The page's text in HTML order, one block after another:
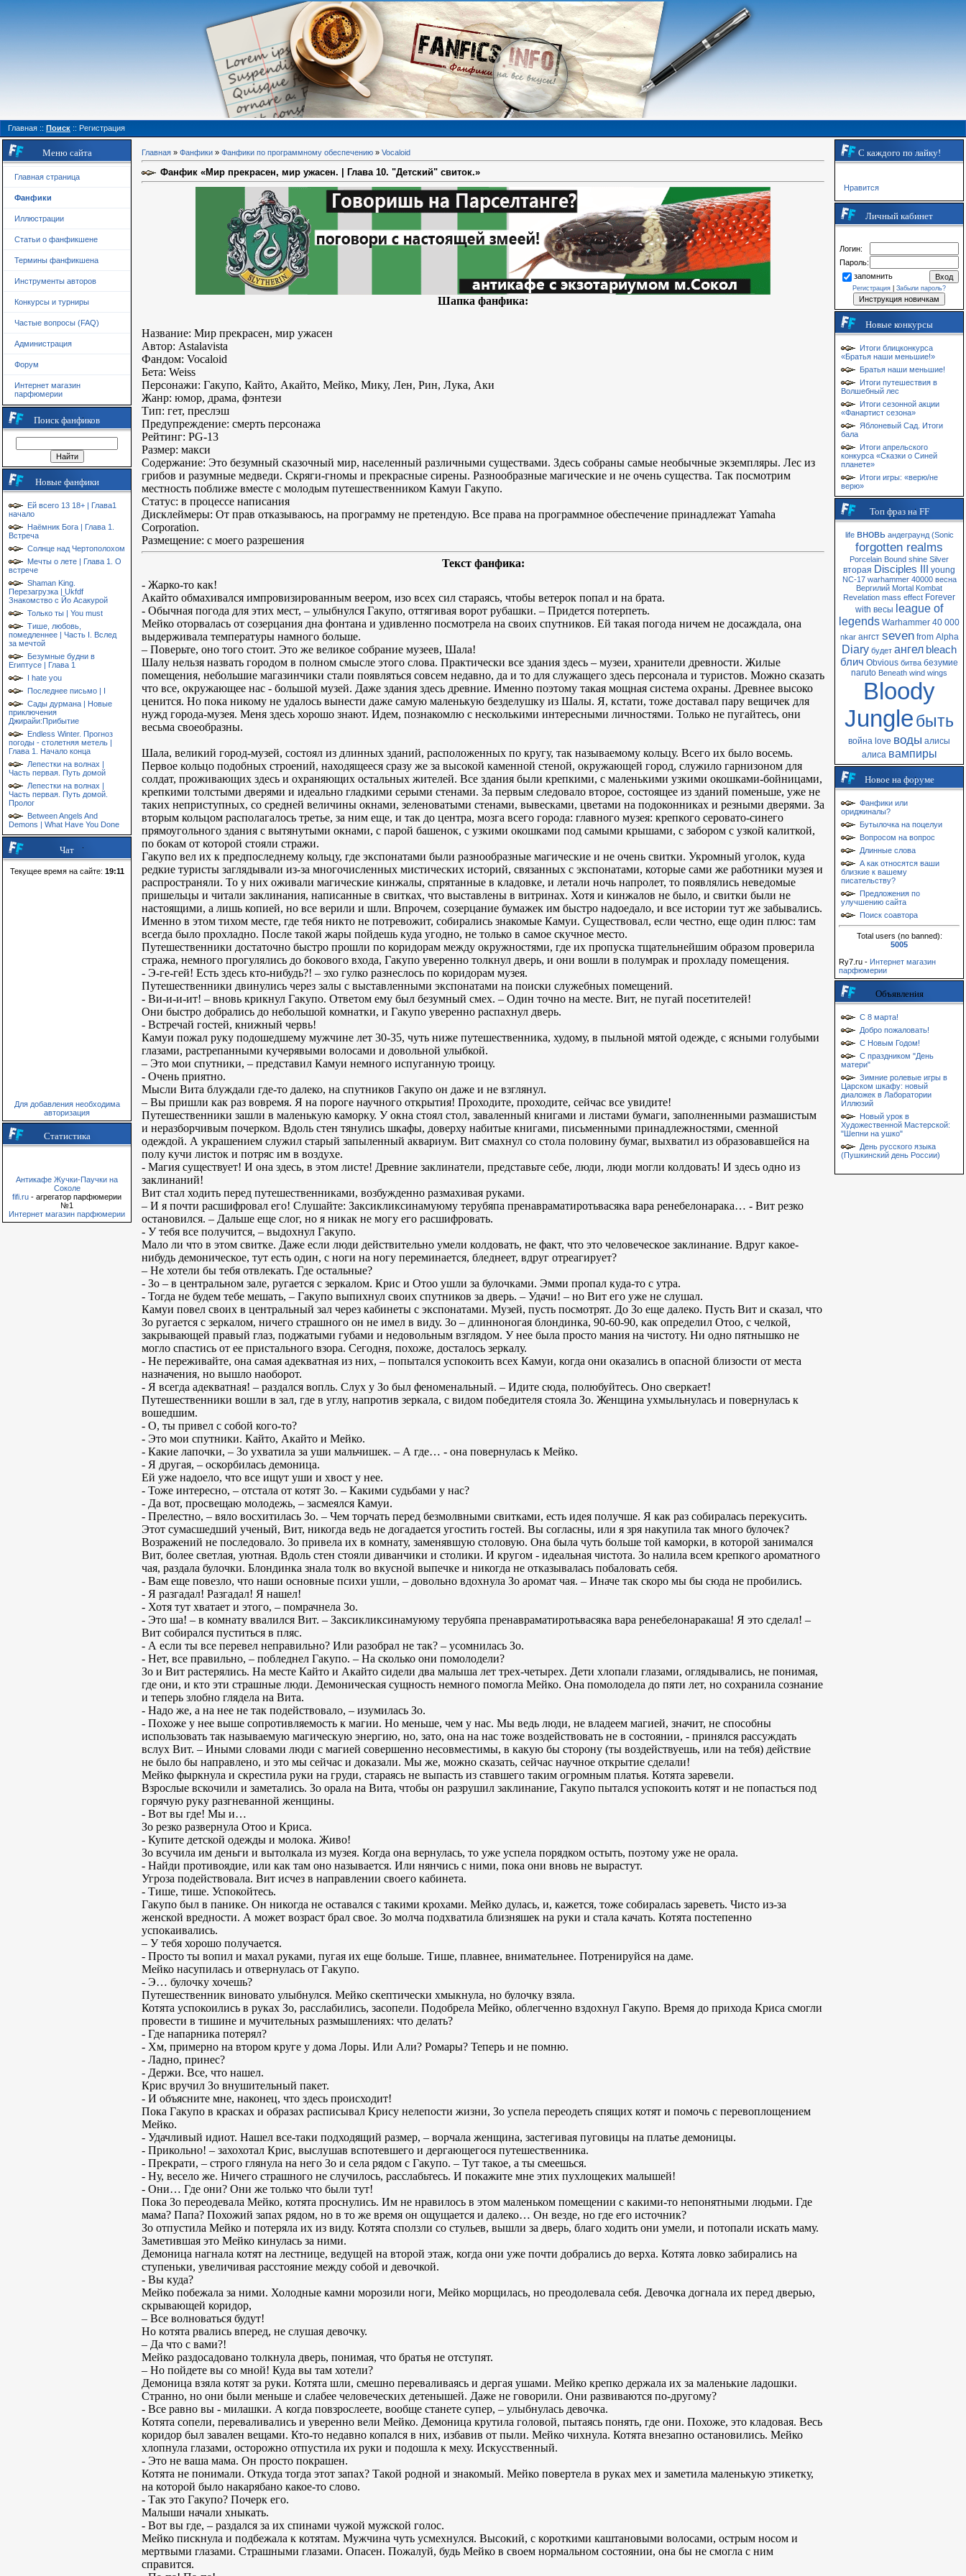
Главная :: Поиск :: Регистрация
Меню сайта
Главная страница
Фанфики
Иллюстрации
Статьи о фанфикшене
Термины фанфикшена
Инструменты авторов
Конкурсы и турниры
Частые вопросы (FAQ)
Администрация
Форум
Интернет магазин
парфюмерии
Поиск фанфиков
Новые фанфики
Ей всего 13 18+ | Глава1
начало
Наёмник Бога | Глава 1.
Встреча
Солнце над Чертополохом
Мечты о лете | Глава 1. О
встрече
Shaman King.
Перезагрузка | Ukfdf
Знакомство с Йо Асакурой
Только ты | You must
Тише, любовь,
помедленнее | Часть I. Вслед
за мечтой
Безумные будни в
Египтусе | Глава 1
I hate you
Последнее письмо | I
Сады дурмана | Новые
приключения
Джирайи:Прибытие
Endless Winter. Прогноз
погоды - столетняя метель |
Глава 1. Начало конца
Лепестки на волнах |
Часть первая. Путь домой
Лепестки на волнах |
Часть первая. Путь домой.
Пролог
Between Angels And
Demons | What Have You Done
Чат
Текущее время на сайте: 19:11
Для добавления необходима
авторизация
Статистика
Антикафе Жучки-Паучки на
Соколе
fifi.ru - агрегатор парфюмерии
№1
Интернет магазин парфюмерии
Главная » Фанфики » Фанфики по программному обеспечению » Vocaloid
Фанфик «Мир прекрасен, мир ужасен. | Глава 10. "Детский" свиток.»
Шапка фанфика:
Название: Мир прекрасен, мир ужасен
Автор: Astalavista
Фандом: Vocaloid
Бета: Weiss
Персонажи: Гакупо, Кайто, Акайто, Мейко, Мику, Лен, Рин, Лука, Аки
Жанр: юмор, драма, фэнтези
Тип: гет, преслэш
Предупреждение: смерть персонажа
Рейтинг: PG-13
Размер: макси
Содержание: Это безумный сказочный мир, населенный различными существами. Здесь собраны самые необычные экземпляры. Лес из
грибов и разумные медведи. Скряги-гномы и прекрасные сирены. Разнообразные магические и не очень существа. Так посмотрим
местность поближе вместе с молодым путешественником Камуи Гакупо.
Статус: в процессе написания
Дисклеймеры: От прав отказываюсь, на программу не претендую. Все права на программное обеспечение принадлежат Yamaha
Corporation.
Размещение: с моего разрешения
Текст фанфика:
- Жарко-то как!
Акайто обмахивался импровизированным веером, изо всех сил стараясь, чтобы ветерок попал и на брата.
- Обычная погода для этих мест, – улыбнулся Гакупо, оттягивая ворот рубашки. – Придется потерпеть.
Мейко оторвалась от созерцания дна фонтана и удивленно посмотрела на своих спутников. Ей такая погода ничем не досаждала, она
выдерживала температуры намного больше.
– Поверьте, оно того стоит. Это же великое собрание музеев, Шала!
Шалу нельзя назвать городом в полном смысле этого слова. Практически все здания здесь – музеи, хранители древности. Жилые
помещения, небольшие магазинчики стали появляться совсем недавно, да и то для служащего здесь персонала и туристов. Можно сказать
что все, окружающее нас - большой музей. Даже здания здесь древние. Именно поэтому такая мощная система охраны. Древнее высоко
ценится. Но пока никому не удалось вынести даже самую маленькую безделушку из Шалы. Я, кстати, тоже доставал пару вещичек для
нужд города-музея. Меня здесь хорошо знают. Идем, познакомлю с несколькими интересными личностями. Только не пугайтесь, они
весьма своеобразны.
Шала, великий город-музей, состоял из длинных зданий, расположенных по кругу, так называемому кольцу. Всего их было восемь.
Первое кольцо подобных строений, находящееся сразу же за высокой каменной стеной, окружающей город, служило гарнизоном для
солдат, проживающих здесь и охраняющих остальных жителей. Все здания были крепкими, с маленькими узкими окошками-бойницами,
крепкими толстыми дверями и идеально гладкими серыми стенами. За первым следовало второе, состоящее из зданий поменьше, уже не
таких неприступных, со средней величины окнами, зеленоватыми стенами, вывесками, цветами на подоконниках и резными дверями. За
вторым кольцом располагалось третье, за ним еще, и так до центра, мозга всего города: главного музея: крепкого серовато-синего
прямоугольного здания с вытянутыми окнами, с парой башенок, с узкими окошками под самыми крышами, с забором с узкой калиткой,
по бокам от которой стояли стражи.
Гакупо вел их к предпоследнему кольцу, где экспонатами были разнообразные магические и не очень свитки. Укромный уголок, куда
редкие туристы заглядывали из-за многочисленных мистических историй, связанных с экспонатами, которые сами же работники музея и
распространяли. То у них оживали магические кинжалы, спрятанные в кладовке, и летали ночь напролет, то появлялись неведомые
пришельцы и читали заклинания, написанные в свитках, что выставлены в витринах. Хотя и кинжалов не было, и свитки были не
настоящими, а лишь копией, но все верили и шли. Впрочем, созерцание бумажек им быстро надоедало, и все истории тут же забывались.
Именно в этом тихом месте, где тебя никто не потревожит, собирались знакомые Камуи. Существовал, если честно, еще один плюс: там
всегда было прохладно. После такой жары пойдешь куда угодно, не только в самое скучное место.
Путешественники достаточно быстро прошли по коридорам между окружностями, где их пропуска тщательнейшим образом проверила
стража, немного прогулялись до бокового входа, Гакупо уверенно толкнул дверь, и они вошли в полумрак и прохладу помещения.
- Э-ге-гей! Есть здесь кто-нибудь?! – эхо гулко разнеслось по коридорам музея.
Путешественники двинулись через залы с выставленными экспонатами на поиски служебных помещений.
- Ви-и-и-ит! – вновь крикнул Гакупо. Ответом ему был безумный смех. – Один точно на месте. Вит, не пугай посетителей!
Они быстро добрались до небольшой комнатки, и Гакупо уверенно распахнул дверь.
- Встречай гостей, книжный червь!
Камуи пожал руку подошедшему мужчине лет 30-35, чуть ниже путешественника, худому, в пыльной мятой одежде, с ясными голубыми
глазами, растрепанными кучерявыми волосами и довольной улыбкой.
– Это мои спутники, – представил Камуи немного испуганную троицу.
- Очень приятно.
Мысли Вита блуждали где-то далеко, на спутников Гакупо он даже и не взглянул.
– Вы пришли как раз вовремя. Я на пороге научного открытия! Проходите, проходите, сейчас все увидите!
Путешественники зашли в маленькую каморку. У окна стоял стол, заваленный книгами и листами бумаги, заполненными размашистым
и неразборчивым почерком. Вдоль стен тянулись шкафы, доверху набитые книгами, письменными принадлежностями, сменной
одеждой. А украшением служил старый запыленный аквариум. Вит смахнул со стола половину бумаг, выхватил из образовавшейся на
полу кучи листок и потряс им в воздухе.
- Магия существует! И она здесь, в этом листе! Древние заклинатели, представьте себе, люди, люди могли колдовать! И здесь одно из
заклинаний!
Вит стал ходить перед путешественниками, возбужденно размахивая руками.
– И я почти расшифровал его! Слушайте: Заксикликсинамуюму терубяпа пренавраматиротьвасяка вара ренебелонарака… - Вит резко
остановился. – Дальше еще слог, но я никак не могу его расшифровать.
- У тебя все получится, – выдохнул Гакупо.
Мало ли что в этом свитке. Даже если люди действительно умели колдовать, не факт, что это человеческое заклинание. Вдруг какое-
нибудь демоническое, тут есть один, с ноги на ногу переминается, бледнеет, вдруг отреагирует?
– Не хотели бы тебя отвлекать. Где остальные?
- Зо – в центральном зале, ругается с зеркалом. Крис и Отоо ушли за булочками. Эмми пропал куда-то с утра.
- Тогда не будем тебе мешать, – Гакупо выпихнул своих спутников за дверь. – Удачи! – но Вит его уже не слушал.
Камуи повел своих в центральный зал через кабинеты с экспонатами. Музей, пусть посмотрят. До Зо еще далеко. Пусть Вит и сказал, что
Зо ругается с зеркалом, ничего страшного он не имел в виду. Зо – длинноногая блондинка, 90-60-90, как определил Отоо, с челкой,
закрывающей правый глаз, поджатыми губами и недовольным взглядом. У нее была просто мания на чистоту. Ни одно пятнышко не
могло спастись от ее пристального взора. Сегодня, похоже, досталось зеркалу.
- Не переживайте, она самая адекватная из них, – попытался успокоить всех Камуи, когда они оказались в опасной близости от места
назначения, но вышло наоборот.
- Я всегда адекватная! – раздался вопль. Слух у Зо был феноменальный. – Идите сюда, полюбуйтесь. Оно сверкает!
Путешественники вошли в зал, где в углу, напротив зеркала, с видом победителя стояла Зо. Женщина ухмыльнулась и повернулась к
вошедшим.
- О, ты привел с собой кого-то?
- Это мои спутники. Кайто, Акайто и Мейко.
- Какие лапочки, – Зо ухватила за уши мальчишек. – А где… - она повернулась к Мейко.
- Я другая, – оскорбилась демоница.
Ей уже надоело, что все ищут уши и хвост у нее.
- Тоже интересно, – отстала от котят Зо. – Какими судьбами у нас?
- Да вот, просвещаю молодежь, – засмеялся Камуи.
- Прелестно, – вяло восхитилась Зо. – Чем торчать перед безмолвными свитками, есть идея получше. Я как раз собиралась перекусить.
Этот сумасшедший ученый, Вит, никогда ведь не догадается угостить гостей. Вы согласны, или я зря накупила так много булочек?
Возражений не последовало. Зо привела их в комнату, заменявшую столовую. Она была чуть больше той каморки, в которой занимался
Вит, более светлая, уютная. Вдоль стен стояли диванчики и столики. И кругом - идеальная чистота. Зо налила всем крепкого ароматного
чая, раздала булочки. Блондинка знала толк во вкусной выпечке и никогда не отказывалась побаловать себя.
- Вам еще повезло, что наши основные психи ушли, – довольно вдохнула Зо аромат чая. – Иначе так скоро мы бы сюда не пробились.
- Я разгадал! Разгадал! Я нашел!
- Хотя тут хватает и этого, – помрачнела Зо.
- Это ша! – в комнату ввалился Вит. – Заксикликсинамуюму терубяпа пренавраматиротьвасяка вара ренебелонаракаша! Я это сделал! –
Вит собирался пуститься в пляс.
- А если ты все перевел неправильно? Или разобрал не так? – усомнилась Зо.
- Нет, все правильно, – побледнел Гакупо. – На сколько они помолодели?
Зо и Вит растерялись. На месте Кайто и Акайто сидели два малыша лет трех-четырех. Дети хлопали глазами, оглядывались, не понимая,
где они, и кто эти страшные люди. Демоническая сущность немного помогла Мейко. Она помолодела до пяти лет, но сохранила сознание
и теперь злобно глядела на Вита.
- Надо же, а на нее не так подействовало, – изумилась Зо.
- Похоже у нее выше сопротивляемость к магии. Но меньше, чем у нас. Мы ведь люди, не владеем магией, значит, не способны
использовать так называемую магическую энергию, но, зато, она на нас тоже воздействовать не в состоянии, - принялся рассуждать
вслух Вит. – Иными словами люди с магией совершенно несовместимы, в какую бы сторону (ты воздействуешь, или на тебя) действие
не было бы направлено, и это мы сейчас и доказали. Мы же, можно сказать, сейчас научное открытие сделали!
Мейко фыркнула и скрестила руки на груди, стараясь не выпасть из ставшего таким огромным платья. Котята заревели.
Взрослые вскочили и заметались. Зо орала на Вита, чтобы он разрушил заклинание, Гакупо пытался успокоить котят и не попасться под
горячую руку разгневанной женщины.
- Вот вы где! Мы и…
Зо резко развернула Отоо и Криса.
- Купите детской одежды и молока. Живо!
Зо всучила им деньги и вытолкала из музея. Когда она вернулась, то уже успела порядком остыть, поэтому уже не орала.
- Найди противоядие, или как там оно называется. Или нянчись с ними, пока они вновь не вырастут.
Угроза подействовала. Вит исчез в направлении своего кабинета.
- Тише, тише. Успокойтесь.
Гакупо был в панике. Он никогда не оставался с такими крохами. Мейко дулась, и, кажется, тоже собиралась зареветь. Чисто из-за
женской вредности. А может возраст брал свое. Зо молча подхватила близняшек на руки и стала качать. Котята постепенно
успокаивались.
– У тебя хорошо получается.
- Просто ты вопил и махал руками, пугая их еще больше. Тише, плавнее, внимательнее. Потренируйся на даме.
Мейко насупилась и отвернулась от Гакупо.
- Э… булочку хочешь?
Путешественник виновато улыбнулся. Мейко скептически хмыкнула, но булочку взяла.
Котята успокоились в руках Зо, расслабились, засопели. Подобрела Мейко, облегченно вздохнул Гакупо. Время до прихода Криса смогли
провести в тишине и мучительных размышлениях: что делать?
- Где напарника потерял?
- Хм, примерно на втором круге у дома Лоры. Или Али? Ромары? Теперь и не помню.
- Ладно, принес?
- Держи. Все, что нашел.
Крис вручил Зо внушительный пакет.
- И объясните мне, наконец, что здесь происходит!
Пока Гакупо в красках и образах расписывал Крису нелепости жизни, Зо успела переодеть спящих котят и помочь с перевоплощением
Мейко.
- Удачливый идиот. Нашел все-таки подходящий размер, – ворчала женщина, застегивая пуговицы на платье демоницы.
- Прикольно! – захохотал Крис, выслушав вспотевшего и дергающегося путешественника.
- Прекрати, – строго глянула на него Зо и села рядом с Гакупо. – Тут такое, а ты смеешься.
- Ну, весело же. Ничего страшного не случилось, расслабьтесь. И покажите мне этих пухлощеких малышей!
- Они… Где они? Они же только что были тут!
Пока Зо переодевала Мейко, котята проснулись. Им не нравилось в этом маленьком помещении с какими-то непонятными людьми. Где
мама? Папа? Похожий запах рядом, но в то же время он ощущается и далеко… Он везде, но где его источник?
Зо отпустила Мейко и потеряла их из виду. Котята сползли со стульев, вышли за дверь, благо ходить они умели, и потопали искать маму.
Заметившая это Мейко кинулась за ними.
Демоница нагнала котят на лестнице, ведущей на второй этаж, когда они уже почти добрались до верха. Котята ловко забирались на
ступеньки, увеличивая расстояние между собой и девочкой.
- Вы куда?
Мейко побежала за ними. Холодные камни морозили ноги, Мейко морщилась, но преодолевала себя. Девочка догнала их перед дверью,
скрывающей коридор,
– Все волноваться будут!
Но котята рвались вперед, не слушая девочку.
– Да что с вами?!
Мейко раздосадовано толкнула дверь, понимая, что братья не отступят.
– Но пойдете вы со мной! Куда вы там хотели?
Демоница взяла котят за руки. Котята шли, смешно переваливаясь и дергая ушами. Мейко крепко держала их за маленькие ладошки.
Странно, но они были меньше и слабее человеческих детенышей. Даже не говорили. Они развиваются по-другому?
- Все равно вы - милашки. А когда повзрослеете, вообще станете супер, – улыбнулась девочка.
Котята сопели, переваливались и уверенно вели Мейко. Демоница крутила головой, пытаясь понять, где они. Похоже, это кладовая. Весь
коридор был завален вещами. Кто-то недавно копался в них, избавив от пыли. Мейко чихнула. Котята внезапно остановились. Мейко
хлопнула глазами, осторожно отпустила их руки и подошла к меху. Искусственный.
- Это не ваша мама. Он просто покрашен.
Котята не понимали. Откуда тогда этот запах? Такой родной и знакомый. Мейко повертела в руках мех и заметила маленькую этикетку,
на которой было накарябано какое-то слово.
- Так это Гакупо? Почерк его.
Малыши начали хныкать.
- Вот вы где, – раздался за их спинами чужой мужской голос.
Мейко пискнула и подбежала к котятам. Мужчина чуть усмехнулся. Высокий, с короткими каштановыми волосами, острым носом и
мертвыми глазами. Страшными глазами. Опасен. Пожалуй, будь Мейко в своем нормальном состоянии, она бы не смогла с ним
справится.
С каждого по лайку!
Нравится
Личный кабинет
Логин:
Пароль:
запомнить
Регистрация Забыли пароль?
Новые конкурсы
Итоги блицконкурса
«Братья наши меньшие!»
Братья наши меньшие!
Итоги путешествия в
Волшебный лес
Итоги сезонной акции
«Фанартист сезона»
Яблоневый Сад. Итоги
бала
Итоги апрельского
конкурса «Сказки о Синей
планете»
Итоги игры: «верю/не
верю»
Топ фраз на FF
life вновь андеграунд (Sonic
forgotten realms
Porcelain Bound shine Silver
вторая Disciples III young
NC-17 warhammer 40000 весна
Вергилий Mortal Kombat
Revelation mass effect Forever
with весы league of
legends Warhammer 40 000
nkar ангст seven from Alpha
Diary будет ангел bleach
блич Obvious битва безумие
naruto Beneath wind wings
Bloody
Jungleбыть
война love воды алисы
алиса вампиры
Новое на форуме
Фанфики или
ориджиналы?
Бутылочка на поцелуи
Вопросом на вопрос
Длинные слова
А как относятся ваши
близкие к вашему
писательству?
Предложения по
улучшению сайта
Поиск соавтора
Total users (no banned):
5005
Ry7.ru - Интернет магазин
парфюмерии
Объявления
С 8 марта!
Добро пожаловать!
С Новым Годом!
С праздником "День
матери"
Зимние ролевые игры в
Царском шкафу: новый
диаложек в Лаборатории
Иллюзий
Новый урок в
Художественной Мастерской:
"Шепни на ушко"
День русского языка
(Пушкинский день России)